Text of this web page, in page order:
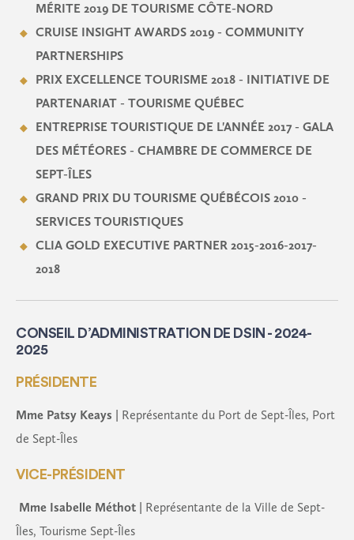
MÉRITE 2019 DE TOURISME CÔTE-NORD
CRUISE INSIGHT AWARDS 2019 - COMMUNITY
PARTNERSHIPS
PRIX EXCELLENCE TOURISME 2018 - INITIATIVE DE
PARTENARIAT - TOURISME QUÉBEC
ENTREPRISE TOURISTIQUE DE L'ANNÉE 2017 - GALA
DES MÉTÉORES - CHAMBRE DE COMMERCE DE
SEPT-ÎLES
GRAND PRIX DU TOURISME QUÉBÉCOIS 2010 -
SERVICES TOURISTIQUES
CLIA GOLD EXECUTIVE PARTNER 2015-2016-2017-
2018
CONSEIL D’ADMINISTRATION DE DSIN - 2024-
2025
PRÉSIDENTE
Mme Patsy Keays | Représentante du Port de Sept-Îles, Port
de Sept-Îles
VICE-PRÉSIDENT
Mme Isabelle Méthot | Représentante de la Ville de Sept-
Îles, Tourisme Sept-Îles